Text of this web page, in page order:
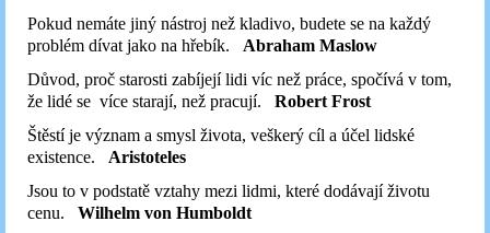
Pokud nemáte jiný nástroj než kladivo, budete se na každý
problém dívat jako na hřebík.
Abraham Maslow
Důvod, proč starosti zabíjejí lidi víc než práce, spočívá v tom,
že lidé se více starají, než pracují.
Robert Frost
Štěstí je význam a smysl života, veškerý cíl a účel lidské
existence.
Aristoteles
Jsou to v podstatě vztahy mezi lidmi, které dodávají životu
cenu.
Wilhelm von Humboldt